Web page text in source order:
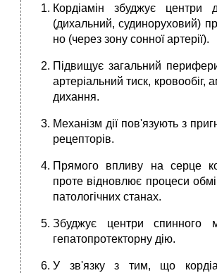
Кордіамін збуджує центри
(дихаль­ний, судиноруховий)
но (через зону сонної артерії).
Підвищує загальний
арте­ріальний тиск, кровообіг,
дихання.
Механізм дії пов'язують з
рецепторів.
Прямо­го впливу на серце
проте відновлює процеси
патологічних станах.
Збуджує центри спин­ного
гепатопротекторну дію.
У зв'язку з тим, що